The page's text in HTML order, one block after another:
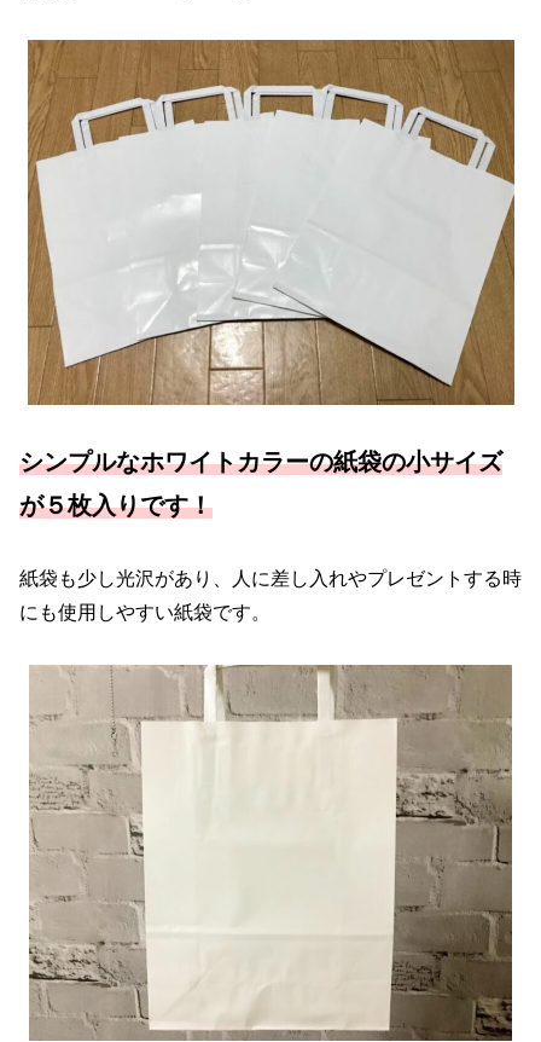
シンプルなホワイトカラーの紙袋の小サイズ
が５枚入りです！
紙袋も少し光沢があり、人に差し入れやプレゼントする時
にも使用しやすい紙袋です。